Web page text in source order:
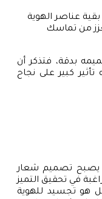
عناصر الهوية
من تماسك
بدقة، فتذكر أن
كبير على نجاح
يصبح تصميم شعار
في تحقيق التميز
هو تجسيد للهوية